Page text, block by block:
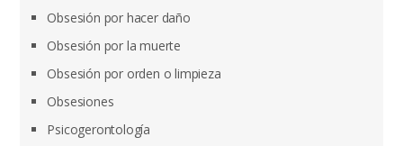
Obsesión por hacer daño
Obsesión por la muerte
Obsesión por orden o limpieza
Obsesiones
Psicogerontología